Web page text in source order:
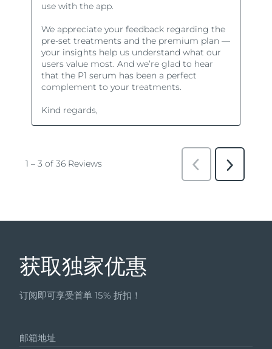
获取独家优惠
订阅即可享受首单 15% 折扣！
邮箱地址